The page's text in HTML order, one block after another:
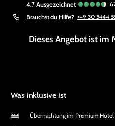
4.7
ausgezeichnet
Brauchst du Hilfe? +49 30 5444
Dieses Angebot ist im
Was inklusive ist
Übernachtung im Premium Hotel